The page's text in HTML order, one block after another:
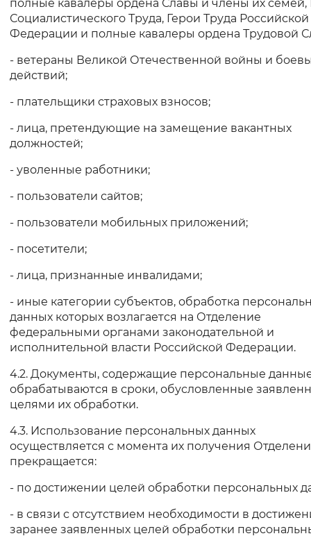
полные кавалеры ордена Славы и члены их семей,
Социалистического Труда, Герои Труда Российской
Федерации и полные кавалеры ордена Трудовой
- ветераны Великой Отечественной войны и
действий;
- плательщики страховых взносов;
- лица, претендующие на замещение вакантных
должностей;
- уволенные работники;
- пользователи сайтов;
- пользователи мобильных приложений;
- посетители;
- лица, признанные инвалидами;
- иные категории субъектов, обработка
данных которых возлагается на Отделение
федеральными органами законодательной и
исполнительной власти Российской Федерации.
4.2. Документы, содержащие персональные
обрабатываются в сроки, обусловленные
целями их обработки.
4.3. Использование персональных данных
осуществляется с момента их получения
прекращается:
- по достижении целей обработки персональных
- в связи с отсутствием необходимости в
заранее заявленных целей обработки